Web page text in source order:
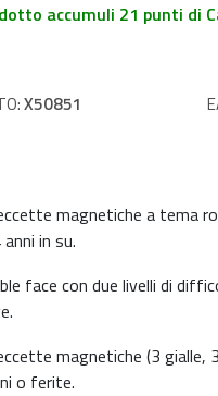
accumuli 21 punti di
X50851
magnetiche a tema
in su.
face con due livelli di
magnetiche (3 gialle,
o ferite.